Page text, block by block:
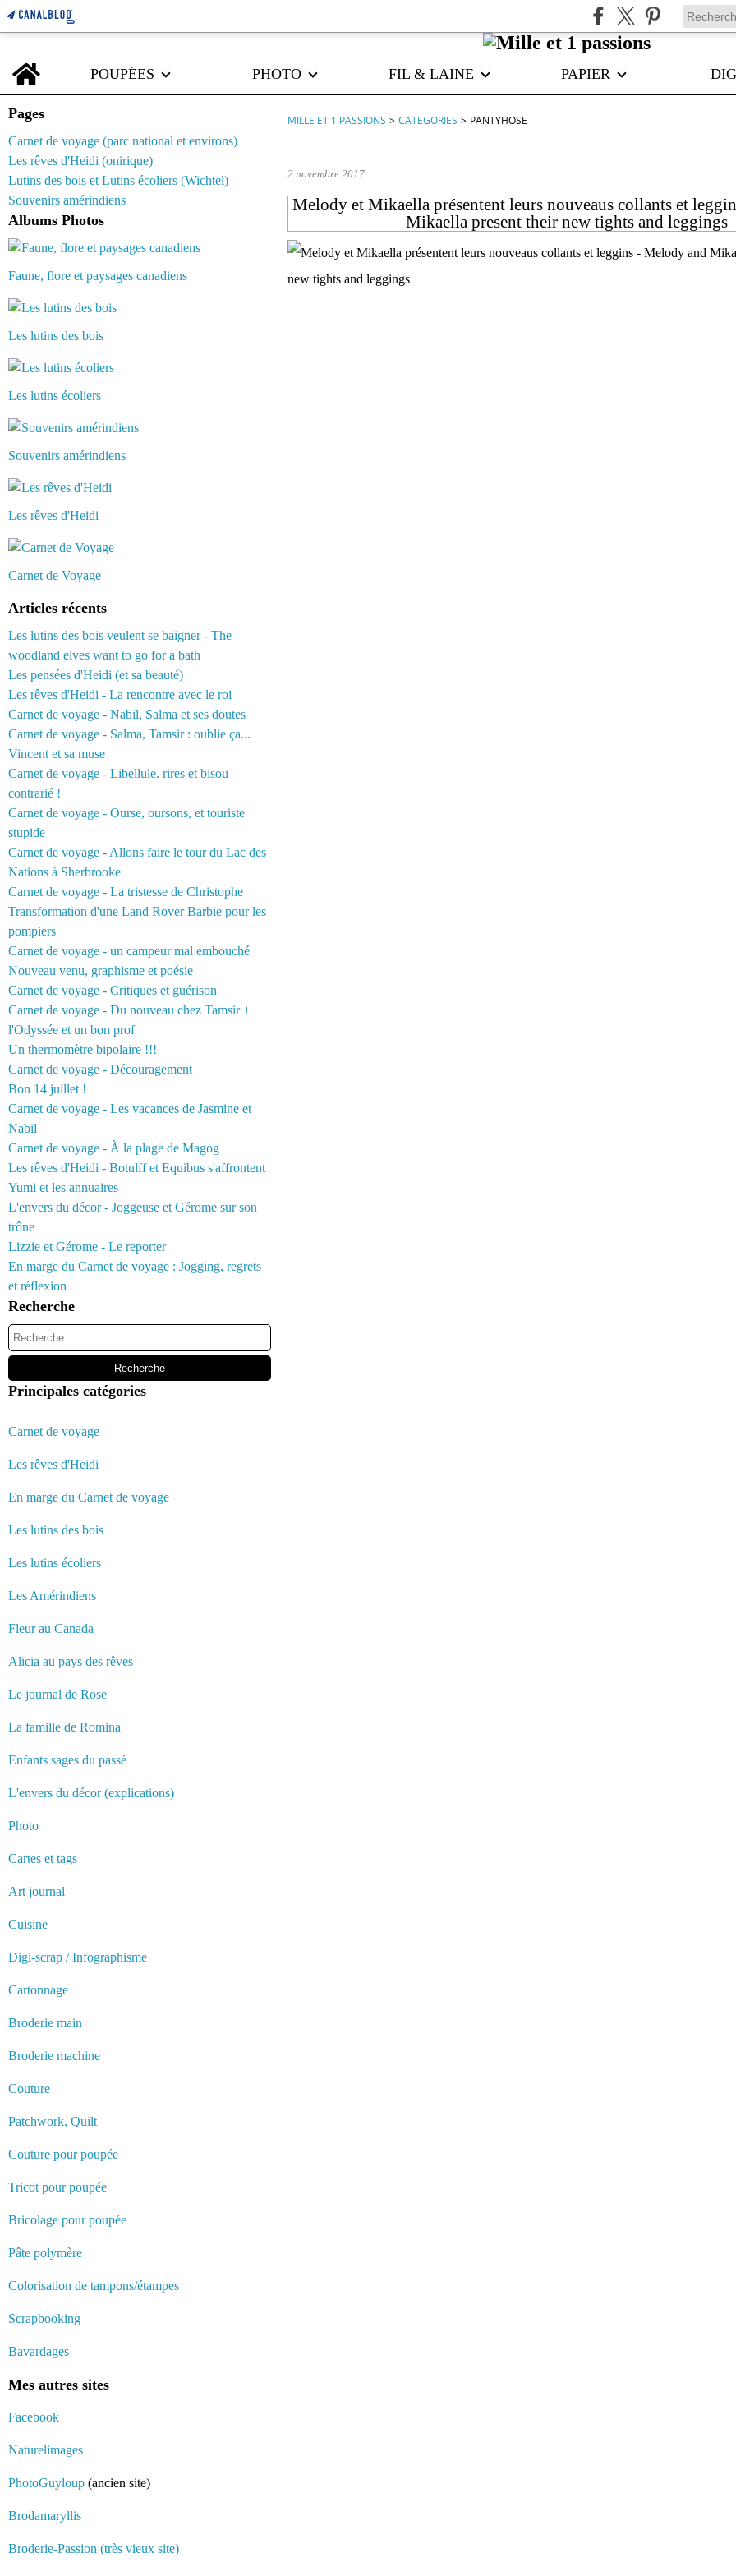
Home
POUPÉES
PHOTO FIL & LAINE PAPIER
Pages
Carnet de voyage (parc national et environs)
Les rêves d'Heidi (onirique)
Lutins des bois et Lutins écoliers (Wichtel)
Souvenirs amérindiens
Albums Photos
Faune, flore et paysages canadiens
Les lutins des bois
Les lutins écoliers
Souvenirs amérindiens
Les rêves d'Heidi
Carnet de Voyage
Articles récents
Les lutins des bois veulent se baigner - The
woodland elves want to go for a bath
Les pensées d'Heidi (et sa beauté)
Les rêves d'Heidi - La rencontre avec le roi
Carnet de voyage - Nabil, Salma et ses doutes
Carnet de voyage - Salma, Tamsir : oublie ça...
Vincent et sa muse
Carnet de voyage - Libellule. rires et bisou
contrarié !
Carnet de voyage - Ourse, oursons, et touriste
stupide
Carnet de voyage - Allons faire le tour du Lac des
Nations à Sherbrooke
Carnet de voyage - La tristesse de Christophe
Transformation d'une Land Rover Barbie pour les
pompiers
Carnet de voyage - un campeur mal embouché
Nouveau venu, graphisme et poésie
Carnet de voyage - Critiques et guérison
Carnet de voyage - Du nouveau chez Tamsir +
l'Odyssée et un bon prof
Un thermomètre bipolaire !!!
Carnet de voyage - Découragement
Bon 14 juillet !
Carnet de voyage - Les vacances de Jasmine et
Nabil
Carnet de voyage - À la plage de Magog
Les rêves d'Heidi - Botulff et Equibus s'affrontent
Yumi et les annuaires
L'envers du décor - Joggeuse et Gérome sur son
trône
Lizzie et Gérome - Le reporter
En marge du Carnet de voyage : Jogging, regrets
et réflexion
Recherche
Principales catégories
Carnet de voyage
Les rêves d'Heidi
En marge du Carnet de voyage
Les lutins des bois
Les lutins écoliers
Les Amérindiens
Fleur au Canada
Alicia au pays des rêves
Le journal de Rose
La famille de Romina
Enfants sages du passé
L'envers du décor (explications)
Photo
Cartes et tags
Art journal
Cuisine
Digi-scrap / Infographisme
Cartonnage
Broderie main
Broderie machine
Couture
Patchwork, Quilt
Couture pour poupée
Tricot pour poupée
Bricolage pour poupée
Pâte polymère
Colorisation de tampons/étampes
Scrapbooking
Bavardages
Mes autres sites
Facebook
Naturelimages
PhotoGuyloup (ancien site)
Brodamaryllis
Broderie-Passion (très vieux site)
MILLE ET 1 PASSIONS > CATEGORIES > PANTYHOSE
2 novembre 2017
Melody et Mikaella présentent leurs nouveaus collants et
Mikaella present their new tights and leggings